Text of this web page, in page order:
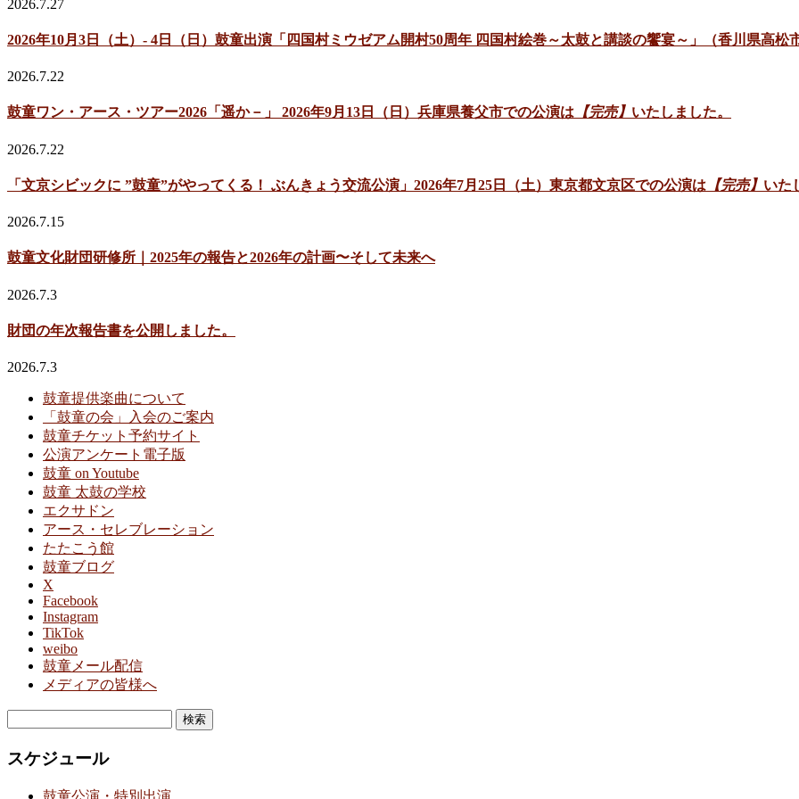
2026.7.27
2026年10月3日（土）- 4日（日）鼓童出演「四国村ミウゼアム開村50周年 四国村絵巻～太鼓と講談の饗宴～」（香川県高松市
2026.7.22
鼓童ワン・アース・ツアー2026「遥か－」 2026年9月13日（日）兵庫県養父市での公演は 【完売】 いたしました。
2026.7.22
「文京シビックに ”鼓童”がやってくる！ ぶんきょう交流公演」2026年7月25日（土）東京都文京区での公演は 【完売】 いた
2026.7.15
鼓童文化財団研修所｜2025年の報告と2026年の計画〜そして未来へ
2026.7.3
財団の年次報告書を公開しました。
2026.7.3
鼓童提供楽曲について
「鼓童の会」入会のご案内
鼓童チケット予約サイト
公演アンケート電子版
鼓童 on Youtube
鼓童 太鼓の学校
エクサドン
アース・セレブレーション
たたこう館
鼓童ブログ
X
Facebook
Instagram
TikTok
weibo
鼓童メール配信
メディアの皆様へ
スケジュール
鼓童公演・特別出演